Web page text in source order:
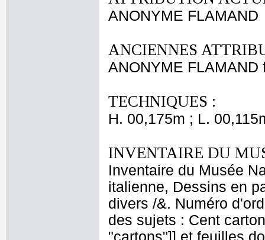
ANONYME FLAMAND
ANCIENNES
ANONYME FLAMAND
TECHNIQUES :
H. 00,175m ; L.
INVENTAIRE DU
Inventaire du Musée
italienne, Dessins en
divers /&. Numéro
des sujets : Cent
"cartons"]] et feuilles